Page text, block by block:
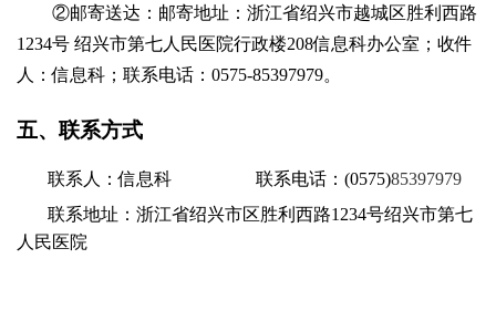
②邮寄送达：邮寄地址：浙江省绍兴市越城区胜利西路
1234号 绍兴市第七人民医院行政楼208信息科办公室；收件
人：信息科；联系电话：0575-85397979。
五、联系方式
联系人：信息科 联系电话： (0575)85397979
联系地址：浙江省绍兴市区胜利西路1234号绍兴市第七
人民医院